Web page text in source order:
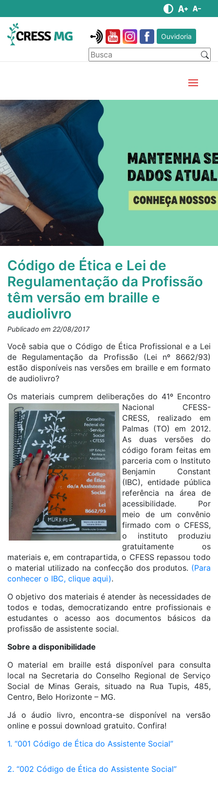
Ouvidoria
Código de Ética e Lei de
Regulamentação da Profissão
têm versão em braille e
audiolivro
Publicado em 22/08/2017
Você sabia que o Código de Ética Profissional e a Lei
de Regulamentação da Profissão (Lei nº 8662/93)
estão disponíveis nas versões em braille e em formato
de audiolivro?
Os materiais cumprem deliberações do 41º Encontro
Nacional CFESS-
CRESS, realizado em
Palmas (TO) em 2012.
As duas versões do
código foram feitas em
parceria com o Instituto
Benjamin Constant
(IBC), entidade pública
referência na área de
acessibilidade. Por
meio de um convênio
firmado com o CFESS,
o instituto produziu
gratuitamente os
materiais e, em contrapartida, o CFESS repassou todo
o material utilizado na confecção dos produtos. (Para
conhecer o IBC, clique aqui).
O objetivo dos materiais é atender às necessidades de
todos e todas, democratizando entre profissionais e
estudantes o acesso aos documentos básicos da
profissão de assistente social.
Sobre a disponibilidade
O material em braille está disponível para consulta
local na Secretaria do Conselho Regional de Serviço
Social de Minas Gerais, situado na Rua Tupis, 485,
Centro, Belo Horizonte – MG.
Já o áudio livro, encontra-se disponível na versão
online e possui download gratuito. Confira!
1. “001 Código de Ética do Assistente Social”
2. “002 Código de Ética do Assistente Social”